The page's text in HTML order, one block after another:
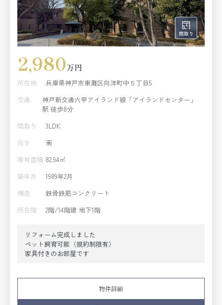
2,980万円
所在地
兵庫県神戸市東灘区向洋町中５丁目5
交通
神戸新交通六甲アイランド線「アイランドセンター」
駅 徒歩8分
間取り
3LDK
向き
南
専有面積 82.94㎡
築年月
1989年2月
構造
鉄骨鉄筋コンクリート
所在階
2階/14階建 地下1階
リフォーム完成しました
ペット飼育可能（規約制限有）
家具付きのお部屋です
物件詳細